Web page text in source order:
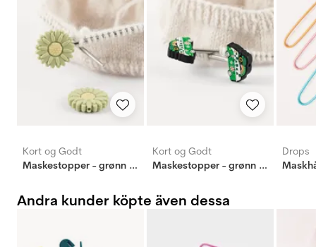
Kort og Godt
Maskestopper - grønn blomst
Kort og Godt
Maskestopper - grønn bil
Drops
Andra kunder köpte även dessa